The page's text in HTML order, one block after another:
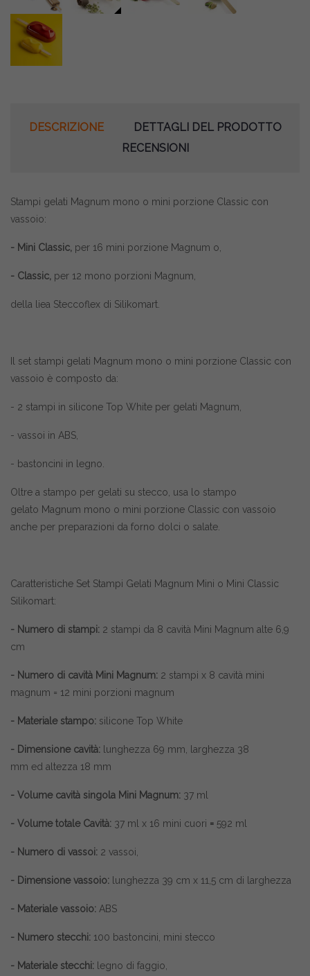
DESCRIZIONE
DETTAGLI DEL PRODOTTO
RECENSIONI
Stampi gelati Magnum mono o mini porzione Classic con
vassoio:
- Mini Classic, per 16 mini porzione Magnum o,
- Classic, per 12 mono porzioni Magnum,
della liea Steccoflex di Silikomart.
Il set stampi gelati Magnum mono o mini porzione Classic con
vassoio è composto da:
- 2 stampi in silicone Top White per gelati Magnum,
- vassoi in ABS,
- bastoncini in legno.
Oltre a stampo per gelati su stecco, usa lo stampo
gelato Magnum mono o mini porzione Classic con vassoio
anche per preparazioni da forno dolci o salate.
Caratteristiche Set Stampi Gelati Magnum Mini o Mini Classic
Silikomart:
- Numero di stampi: 2 stampi da 8 cavità Mini Magnum alte 6,9
cm
- Numero di cavità Mini Magnum: 2 stampi x 8 cavità mini
magnum = 12 mini porzioni magnum
- Materiale stampo: silicone Top White
- Dimensione cavità: lunghezza 69 mm, larghezza 38
mm ed altezza 18 mm
- Volume cavità singola Mini Magnum: 37 ml
- Volume totale Cavità: 37 ml x 16 mini cuori = 592 ml
- Numero di vassoi: 2 vassoi,
- Dimensione vassoio: lunghezza 39 cm x 11,5 cm di larghezza
- Materiale vassoio: ABS
- Numero stecchi: 100 bastoncini, mini stecco
- Materiale stecchi: legno di faggio,